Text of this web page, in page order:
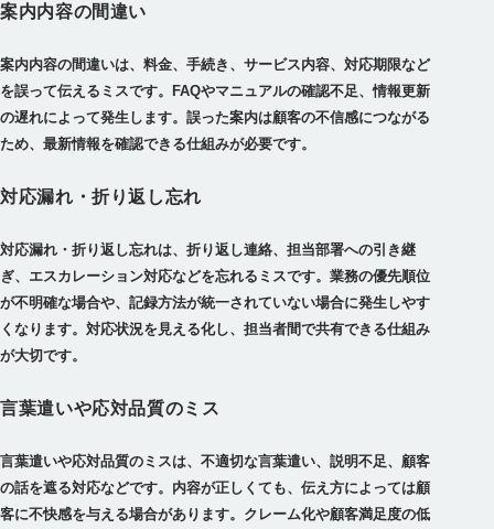
案内内容の間違い
案内内容の間違いは、料金、手続き、サービス内容、対応期限など
を誤って伝えるミスです。FAQやマニュアルの確認不足、情報更新
の遅れによって発生します。誤った案内は顧客の不信感につながる
ため、最新情報を確認できる仕組みが必要です。
対応漏れ・折り返し忘れ
対応漏れ・折り返し忘れは、折り返し連絡、担当部署への引き継
ぎ、エスカレーション対応などを忘れるミスです。業務の優先順位
が不明確な場合や、記録方法が統一されていない場合に発生しやす
くなります。対応状況を見える化し、担当者間で共有できる仕組み
が大切です。
言葉遣いや応対品質のミス
言葉遣いや応対品質のミスは、不適切な言葉遣い、説明不足、顧客
の話を遮る対応などです。内容が正しくても、伝え方によっては顧
客に不快感を与える場合があります。クレーム化や顧客満足度の低